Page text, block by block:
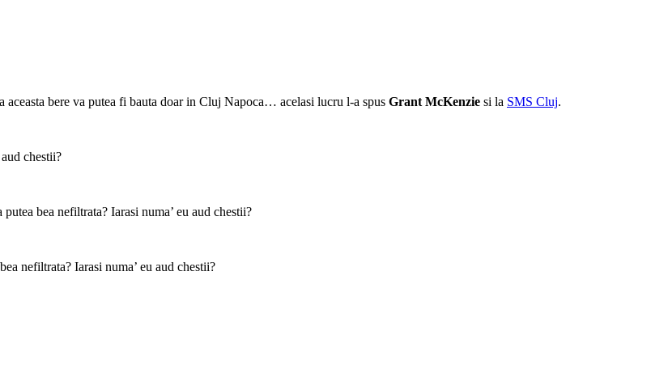
aceasta bere va putea fi bauta doar in Cluj Napoca… acelasi lucru l-a spus Grant McKenzie si la SMS Cluj.
chestii?
putea bea nefiltrata? Iarasi numa’ eu aud chestii?
nefiltrata? Iarasi numa’ eu aud chestii?